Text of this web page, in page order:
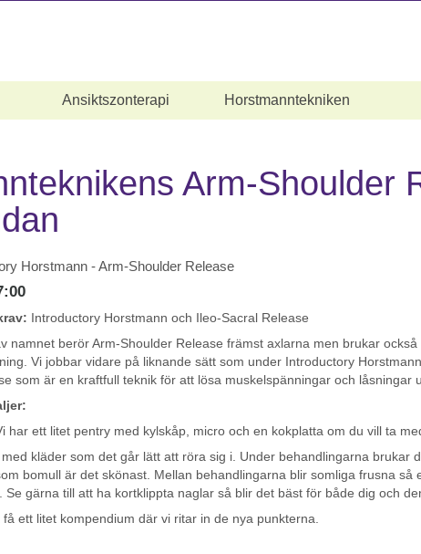
Ansiktszonterapi Horstmanntekniken
Arm-Shoulder
Horstmann - Arm-Shoulder Release
Introductory Horstmann och Ileo-Sacral Release
namnet berör Arm-Shoulder Release främst axlarna men brukar
Vi jobbar vidare på liknande sätt som under Introductory
som är en kraftfull teknik för att lösa muskelspänningar och låsningar
har ett litet pentry med kylskåp, micro och en kokplatta om du vill ta
kläder som det går lätt att röra sig i. Under behandlingarna brukar
bomull är det skönast. Mellan behandlingarna blir somliga frusna så
Se gärna till att ha kortklippta naglar så blir det bäst för både dig och
ett litet kompendium där vi ritar in de nya punkterna.